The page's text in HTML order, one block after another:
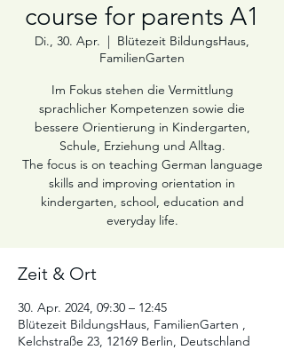
course for parents A1
Di., 30. Apr.
  |
Blütezeit BildungsHaus,
FamilienGarten
Im Fokus stehen die Vermittlung
sprachlicher Kompetenzen sowie die
bessere Orientierung in Kindergarten,
Schule, Erziehung und Alltag.
The focus is on teaching German language
skills and improving orientation in
kindergarten, school, education and
Zeit & Ort
30. Apr. 2024, 09:30 – 12:45
Blütezeit BildungsHaus, FamilienGarten ,
Kelchstraße 23, 12169 Berlin, Deutschland